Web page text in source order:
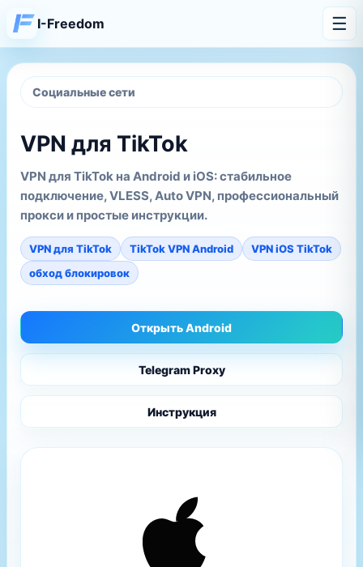
I-Freedom ☰
Социальные сети
VPN для TikTok
VPN для TikTok на Android и iOS: стабильное
подключение, VLESS, Auto VPN, профессиональный
прокси и простые инструкции.
VPN для TikTok TikTok VPN Android
VPN iOS TikTok
обход блокировок
Открыть Android
Telegram Proxy
Инструкция